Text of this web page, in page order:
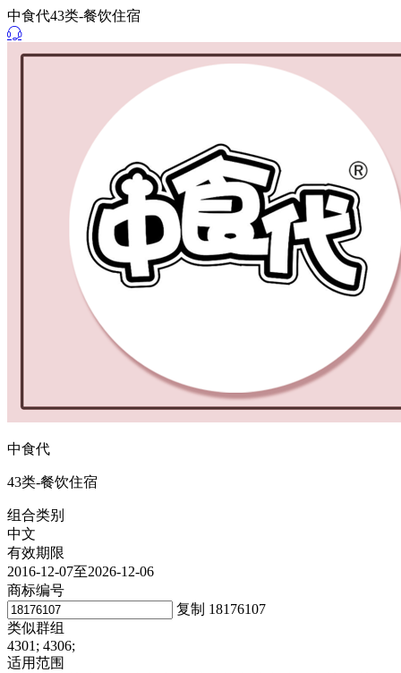
中食代43类-餐饮住宿
中食代
43类-餐饮住宿
组合类别
中文
有效期限
2016-12-07至2026-12-06
商标编号
复制 18176107
类似群组
4301; 4306;
适用范围